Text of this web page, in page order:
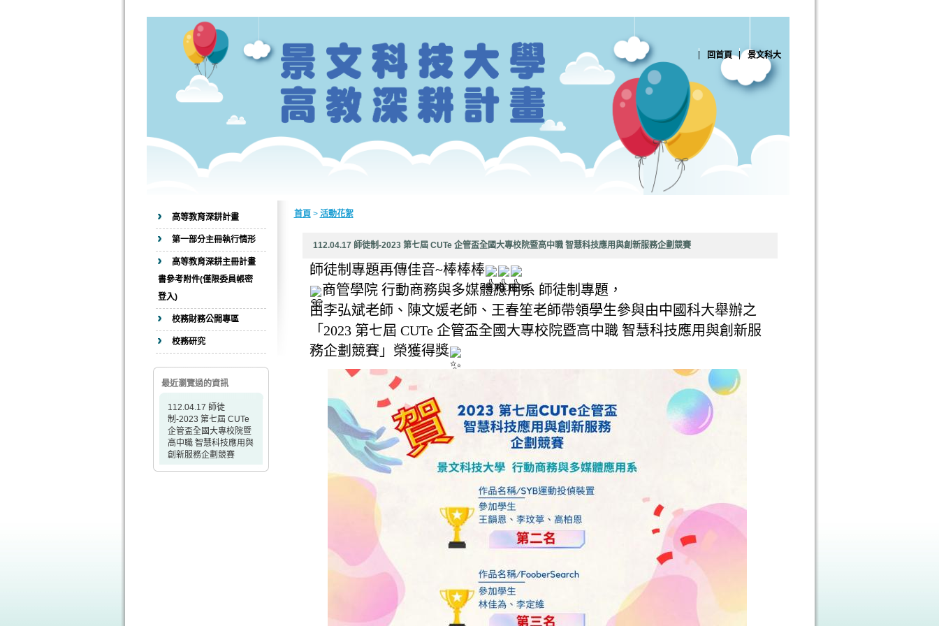
回首頁 景文科大
高等教育深耕計畫
第一部分主冊執行情形
高等教育深耕主冊計畫
書參考附件(僅限委員帳密
登入)
校務財務公開專區
校務研究
最近瀏覽過的資訊
112.04.17 師徒
制-2023 第七屆 CUTe
企管盃全國大專校院暨
高中職 智慧科技應用與
創新服務企劃競賽
首頁 > 活動花絮
112.04.17 師徒制-2023 第七屆 CUTe 企管盃全國大專校院暨高中職 智慧科技應用與創新服務企劃競賽
師徒制專題再傳佳音~棒棒棒
商管學院 行動商務與多媒體應用系 師徒制專題，
由李弘斌老師、陳文媛老師、王春笙老師帶領學生參與由中國科大舉辦之
「2023 第七屆 CUTe 企管盃全國大專校院暨高中職 智慧科技應用與創新服
務企劃競賽」榮獲得獎